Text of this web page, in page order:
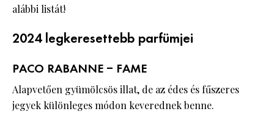
alábbi listát!
2024 legkeresettebb parfümjei
PACO RABANNE – FAME
Alapvetően gyümölcsös illat, de az édes és fűszeres
jegyek különleges módon keverednek benne.